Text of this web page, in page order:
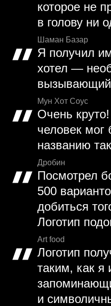
которое не
в голову ни
Шаман Базар
Я получил
хотел —
вызывающий
Мун Хот Соус
Очень
человек мог
названию
Дробин
Посмотрел
500
добиться
Логотип
Art food
Логотип
таким, как я
и